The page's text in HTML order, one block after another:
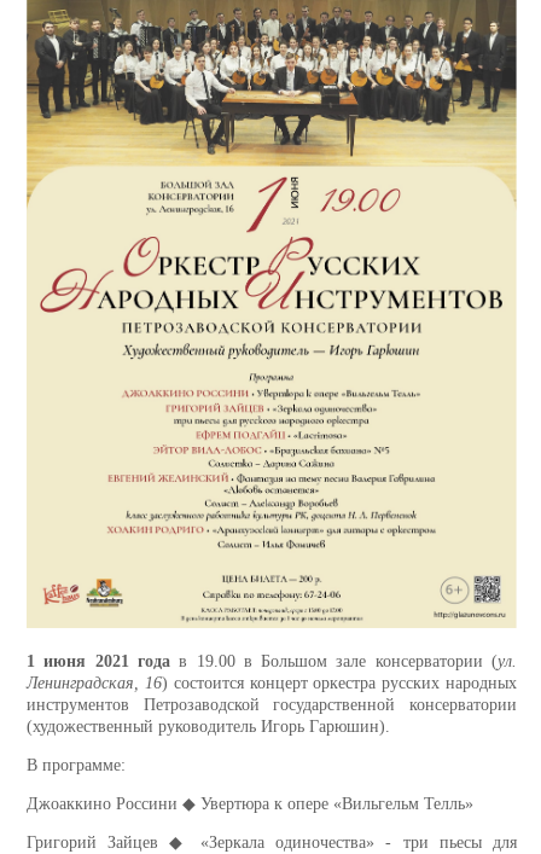
1 июня 2021 годав 19.00 в Большом зале консерватории (ул.
Ленинградская, 16) состоится концерт оркестра русских народных
инструментов Петрозаводской государственной консерватории
(художественный руководитель Игорь Гарюшин).
В программе:
Джоаккино Россини ◆ Увертюра к опере «Вильгельм Телль»
Григорий Зайцев ◆ «Зеркала одиночества» - три пьесы для